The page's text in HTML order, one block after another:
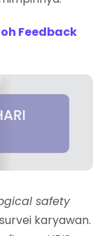
Feedback
safety
karyawan.